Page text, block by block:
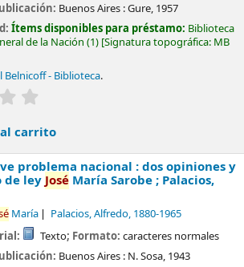
Buenos Aires :Gure, 1957
Ítems disponibles para préstamo: Biblioteca
de la Nación (1) Signatura topográfica: MB
Belnicoff - Biblioteca.
carrito
problema nacional : dos opiniones y
de ley José María Sarobe ; Palacios,
María Palacios, Alfredo, 1880-1965
Texto; Formato: caracteres normales
Buenos Aires : N. Sosa, 1943